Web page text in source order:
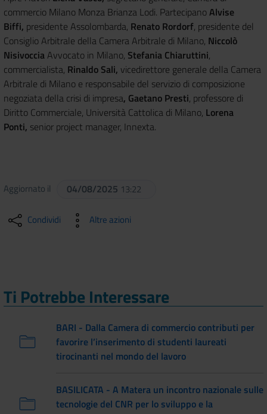
commercio Milano Monza Brianza Lodi. PartecipanoAlvise
Biffi, presidente Assolombarda, Renato Rordorf, presidente del
Consiglio Arbitrale della Camera Arbitrale di Milano, Niccolò
NisivocciaAvvocato in Milano, Stefania Chiaruttini,
commercialista, Rinaldo Sali, vicedirettore generale della Camera
Arbitrale di Milano e responsabile del servizio di composizione
negoziata della crisi di impresa, Gaetano Presti, professore di
Diritto Commerciale, Università Cattolica di Milano, Lorena
Ponti, senior project manager, Innexta.
Aggiornato il 04/08/2025 13:22
Condividi Altre azioni
Ti Potrebbe Interessare
BARI - Dalla Camera di commercio contributi per
favorire l’inserimento di studenti laureati
tirocinanti nel mondo del lavoro
BASILICATA - A Matera un incontro nazionale sulle
tecnologie del CNR per lo sviluppo e la